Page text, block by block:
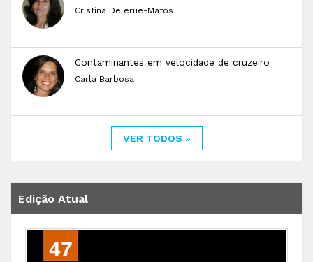
Cristina Delerue-Matos
Contaminantes em velocidade de cruzeiro
Carla Barbosa
VER TODOS »
Edição Atual